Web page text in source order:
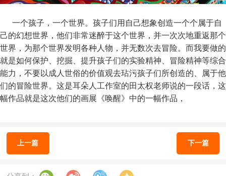
一个孩子，一个世界。孩子们用自己想象创造一个个属于自
己的幻想世界，他们非常迷醉于这个世界，并一次次地重返那个
世界，为那个世界发明各种人物，并无数次去冒险。而我要做的
就是如何保护、挖掘、提升孩子们的实验精神、冒险精神等综合
能力，不要以成人世俗的价值观去玷污孩子们所创造的、属于他
们的冒险世界。这是耳朵人工作室的田太权老师说的一段话，这
幅作品就是这次他们的画展《唤醒》中的一幅作品，
上一篇 下一篇